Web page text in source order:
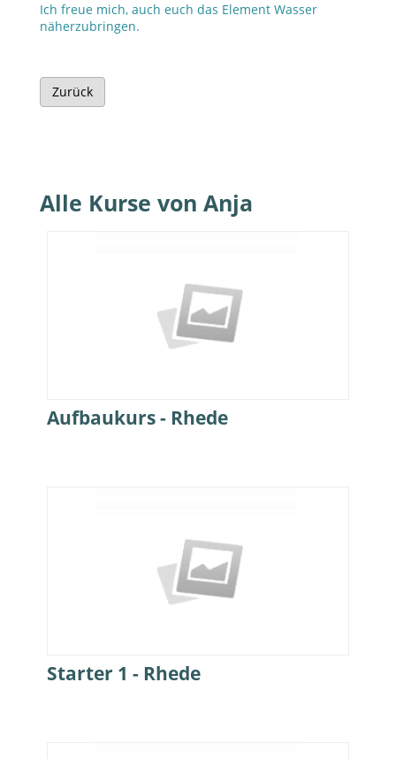
Ich freue mich, auch euch das Element Wasser
näherzubringen.
Zurück
Alle Kurse von Anja
Aufbaukurs - Rhede
Starter 1 - Rhede